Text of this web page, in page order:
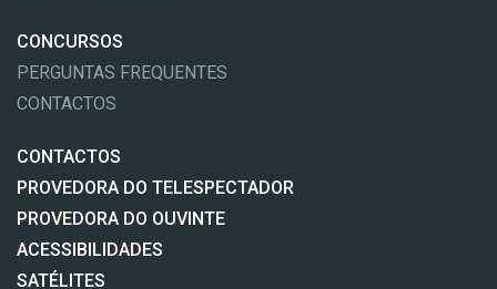
CONCURSOS
PERGUNTAS FREQUENTES
CONTACTOS
CONTACTOS
PROVEDORA DO TELESPECTADOR
PROVEDORA DO OUVINTE
ACESSIBILIDADES
SATÉLITES